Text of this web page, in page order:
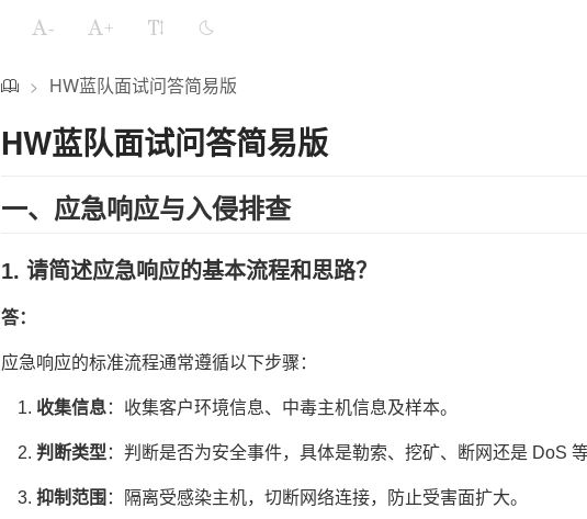
- +
> HW蓝队面试问答简易版
HW蓝队面试问答简易版
一、应急响应与入侵排查
1. 请简述应急响应的基本流程和思路？
答：
应急响应的标准流程通常遵循以下步骤：
收集信息：收集客户环境信息、中毒主机信息及样本。
判断类型 ：判断是否为安全事件，具体是勒索、挖矿、断网还是 DoS 等
抑制范围 ：隔离受感染主机，切断网络连接，防止受害面扩大。